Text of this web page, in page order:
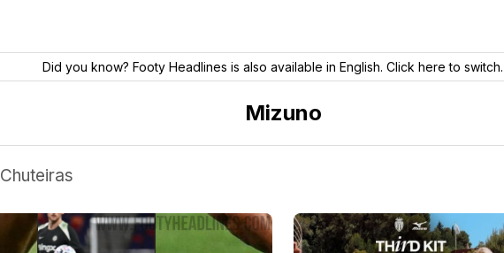
Did you know? Footy Headlines is also available in English. Click here to switch.
Mizuno
Chuteiras